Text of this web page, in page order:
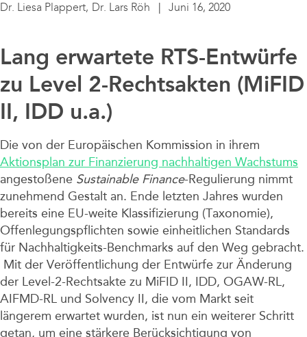
Dr. Liesa Plappert, Dr. Lars Röh Juni 16, 2020
Lang erwartete RTS-Entwürfe
zu Level 2-Rechtsakten (MiFID
II, IDD u.a.)
Die von der Europäischen Kommission in ihrem
Aktionsplan zur Finanzierung nachhaltigen Wachstums
angestoßene Sustainable Finance-Regulierung nimmt
zunehmend Gestalt an. Ende letzten Jahres wurden
bereits eine EU-weite Klassifizierung (Taxonomie),
Offenlegungspflichten sowie einheitlichen Standards
für Nachhaltigkeits-Benchmarks auf den Weg gebracht.
Mit der Veröffentlichung der Entwürfe zur Änderung
der Level-2-Rechtsakte zu MiFID II, IDD, OGAW-RL,
AIFMD-RL und Solvency II, die vom Markt seit
längerem erwartet wurden, ist nun ein weiterer Schritt
getan, um eine stärkere Berücksichtigung von